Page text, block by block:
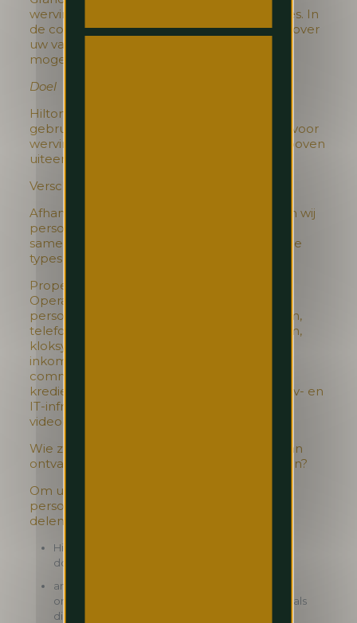
wervingsreserve voor toekomstige vacatures. In
de communicatie waarin wij u de beslissing over
uw vacature meedelen, bieden wij u de
mogelijkheid om u daartegen te verzetten.
Doel
Hilton Brussels Grand Place verzamelt en
gebruikt uw persoonsgegevens uitsluitend voor
wervings- en selectiedoeleinden zoals hierboven
uiteengezet.
Verschillende soorten systemen
Afhankelijk van de omstandigheden kunnen wij
persoonsgegevens verwerken in, of in
samenhang met, onder andere, de volgende
types van systemen:
Property Management-systeem, Property
Operation-systeem, systeem voor
personeelsregistratie, productiviteitssysteem,
telefoniesysteem, boekhoudkundig systeem,
kloksysteem, Yield Management-systeem,
inkomstencentrumsysteem,
communicatiesysteem, loonsysteem,
kredietkaartsysteem, sleutelkaartsysteem, tv- en
IT-infrastructuur (internet enz.) en
videobewakingssysteem.
Wie zijn de ontvangers of de categorieën van
ontvangers die de persoonsgegevens krijgen?
Om u van dienst te zijn kunnen wij uw
persoonsgegevens en anonieme gegevens
delen met:
Hilton Worldwide Holdings Inc en haar
dochterondernemingen
andere ondernemingen (waaronder
ondernemingen binnen de Pandox-groep), zoals
dienstverleners, contractspartijen en